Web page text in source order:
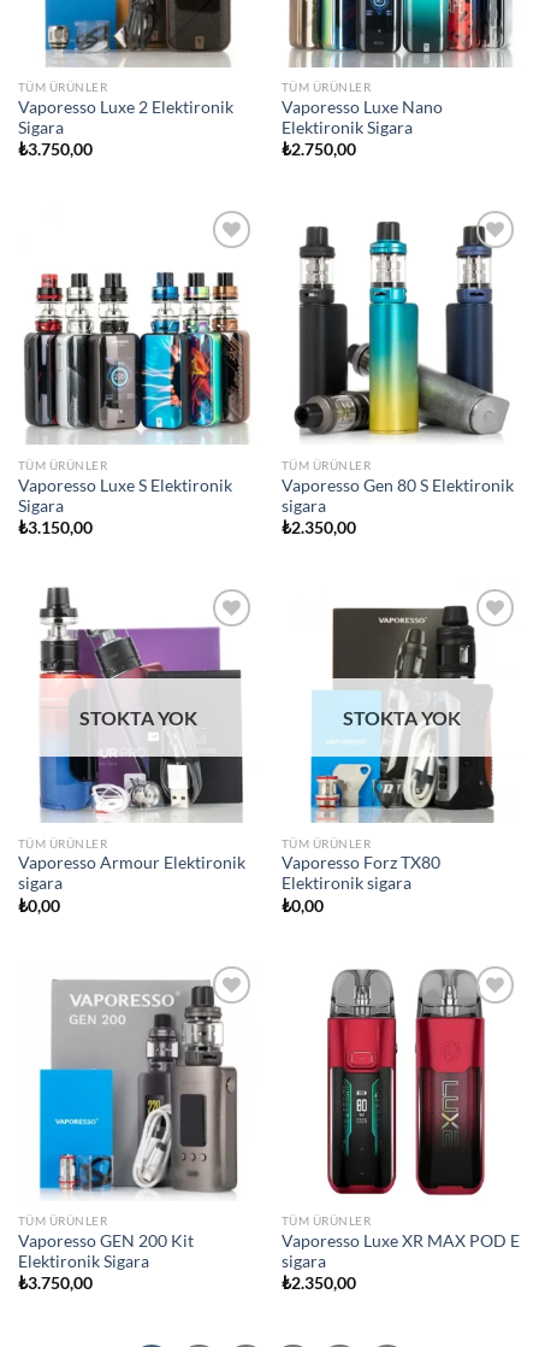
TÜM ÜRÜNLER
Vaporesso Luxe 2 Elektironik
Sigara
₺3.750,00
TÜM ÜRÜNLER
Vaporesso Luxe Nano
Elektironik Sigara
₺2.750,00
wishlist
TÜM ÜRÜNLER
Vaporesso Luxe S Elektironik
Sigara
₺3.150,00
Add to
wishlist
TÜM ÜRÜNLER
Vaporesso Gen 80 S Elektironik
sigara
₺2.350,00
STOKTA YOK
TÜM ÜRÜNLER
Vaporesso Armour Elektironik
sigara
₺0,00
Add to
wishlist
STOKTA YOK
TÜM ÜRÜNLER
Vaporesso Forz TX80
Elektironik sigara
₺0,00
Add to
wishlist
TÜM ÜRÜNLER
Vaporesso GEN 200 Kit
Elektironik Sigara
₺3.750,00
Add to
TÜM ÜRÜNLER
Vaporesso Luxe XR MAX POD E
sigara
₺2.350,00